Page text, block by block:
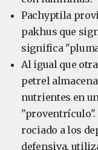
Pachyptila
pakhus que
significa
Al igual que
petrel
nutrientes en
"proventrículo".
rociado a los
defensiva,